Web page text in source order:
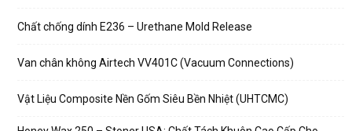
Chất chống dính E236 – Urethane Mold Release
Van chân không Airtech VV401C (Vacuum Connections)
Vật Liệu Composite Nền Gốm Siêu Bền Nhiệt (UHTCMC)